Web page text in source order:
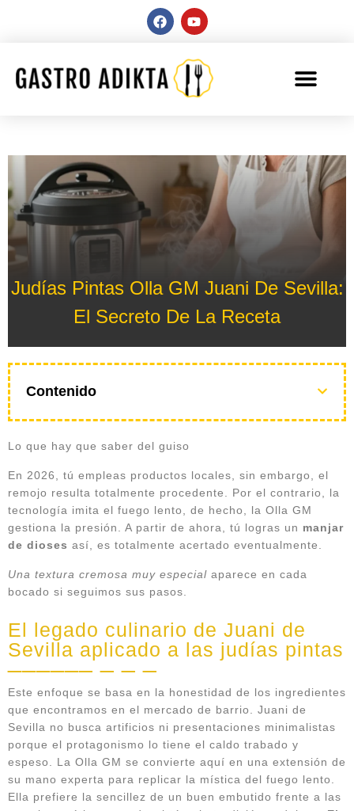
Judías Pintas Olla GM Juani De Sevilla:
El Secreto De La Receta
Contenido
Lo que hay que saber del guiso
En 2026, tú empleas productos locales, sin embargo, el
remojo resulta totalmente procedente. Por el contrario, la
tecnología imita el fuego lento, de hecho, la Olla GM
gestiona la presión. A partir de ahora, tú logras un manjar
de dioses así, es totalmente acertado eventualmente.
Una textura cremosa muy especial aparece en cada
bocado si seguimos sus pasos.
El legado culinario de Juani de
Sevilla aplicado a las judías pintas
Este enfoque se basa en la honestidad de los ingredientes
que encontramos en el mercado de barrio. Juani de
Sevilla no busca artificios ni presentaciones minimalistas
porque el protagonismo lo tiene el caldo trabado y
espeso. La Olla GM se convierte aquí en una extensión de
su mano experta para replicar la mística del fuego lento.
Ella prefiere la sencillez de un buen embutido frente a las